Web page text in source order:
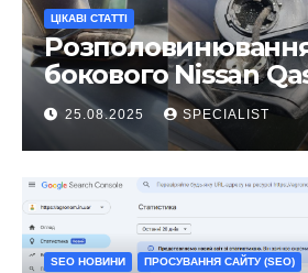
ЦІКАВІ СТАТТІ
бокового Nissan
ремонт люфту та
виправлення
25.08.2025 SPECIALIST
SEO НОВИНИ ПРОСУВАННЯ САЙТУ (SEO)